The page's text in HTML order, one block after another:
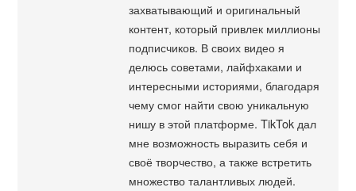
захватывающий и оригинальный
контент, который привлек миллионы
подписчиков. В своих видео я
делюсь советами, лайфхаками и
интересными историями, благодаря
чему смог найти свою уникальную
нишу в этой платформе. TikTok дал
мне возможность выразить себя и
своё творчество, а также встретить
множество талантливых людей.